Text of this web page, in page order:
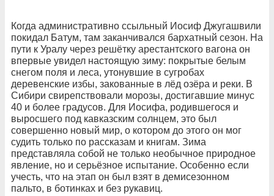
Когда административно ссыльный Иосиф Джугашвили
покидал Батум, там заканчивался бархатный сезон. На
пути к Уралу через решётку арестантского вагона он
впервые увидел настоящую зиму: покрытые белым
снегом поля и леса, утонувшие в сугробах
деревенские избы, закованные в лёд озёра и реки. В
Сибири свирепствовали морозы, достигавшие минус
40 и более градусов. Для Иосифа, родившегося и
выросшего под кавказским солнцем, это был
совершенно новый мир, о котором до этого он мог
судить только по рассказам и книгам. Зима
представляла собой не только необычное природное
явление, но и серьёзное испытание. Особенно если
учесть, что на этап он был взят в демисезонном
пальто, в ботинках и без рукавиц.